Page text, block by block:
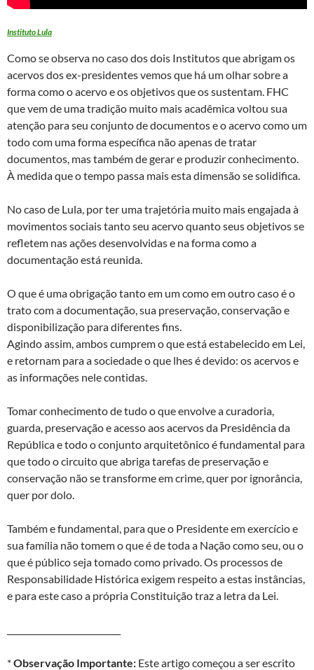
Instituto Lula
Como se observa no caso dos dois Institutos que abrigam os
acervos dos ex-presidentes vemos que há um olhar sobre a
forma como o acervo e os objetivos que os sustentam. FHC
que vem de uma tradição muito mais acadêmica voltou sua
atenção para seu conjunto de documentos e o acervo como um
todo com uma forma específica não apenas de tratar
documentos, mas também de gerar e produzir conhecimento.
À medida que o tempo passa mais esta dimensão se solidifica.
No caso de Lula, por ter uma trajetória muito mais engajada à
movimentos sociais tanto seu acervo quanto seus objetivos se
refletem nas ações desenvolvidas e na forma como a
documentação está reunida.
O que é uma obrigação tanto em um como em outro caso é o
trato com a documentação, sua preservação, conservação e
disponibilização para diferentes fins.
Agindo assim, ambos cumprem o que está estabelecido em Lei,
e retornam para a sociedade o que lhes é devido: os acervos e
as informações nele contidas.
Tomar conhecimento de tudo o que envolve a curadoria,
guarda, preservação e acesso aos acervos da Presidência da
República e todo o conjunto arquitetônico é fundamental para
que todo o circuito que abriga tarefas de preservação e
conservação não se transforme em crime, quer por ignorância,
quer por dolo.
Também e fundamental, para que o Presidente em exercício e
sua família não tomem o que é de toda a Nação como seu, ou o
que é público seja tomado como privado. Os processos de
Responsabilidade Histórica exigem respeito a estas instâncias,
e para este caso a própria Constituição traz a letra da Lei.
*Observação Importante: Este artigo começou a ser escrito